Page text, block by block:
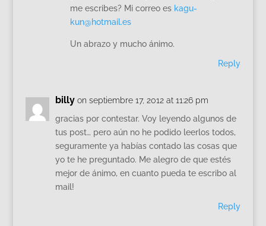
me escribes? Mi correo es kagu-
kun@hotmail.es
Un abrazo y mucho ánimo.
Reply
billy on septiembre 17, 2012 at 11:26 pm
gracias por contestar. Voy leyendo algunos de
tus post… pero aún no he podido leerlos todos,
seguramente ya habías contado las cosas que
yo te he preguntado. Me alegro de que estés
mejor de ánimo, en cuanto pueda te escribo al
mail!
Reply